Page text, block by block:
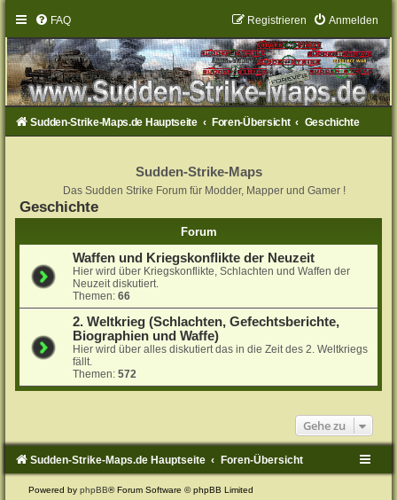
FAQ Anmelden
Registrieren
Sudden-Strike-Maps.de Hauptseite Foren-Übersicht Geschichte
Sudden-Strike-Maps
Das Sudden Strike Forum für Modder, Mapper und Gamer !
Geschichte
Forum
Waffen und Kriegskonflikte der Neuzeit
Hier wird über Kriegskonflikte, Schlachten und Waffen der
Neuzeit diskutiert.
Themen:66
2. Weltkrieg (Schlachten, Gefechtsberichte,
Biographien und Waffe)
Hier wird über alles diskutiert das in die Zeit des 2. Weltkriegs
fällt.
Themen:572
Gehe zu
Sudden-Strike-Maps.de Hauptseite Foren-Übersicht
Powered byphpBB® Forum Software © phpBB Limited